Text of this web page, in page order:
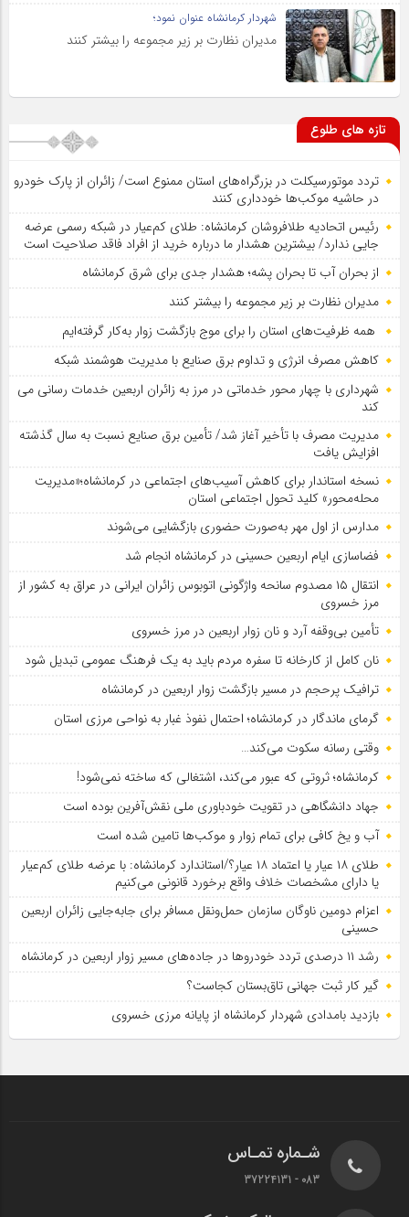
شهردار کرمانشاه عنوان نمود؛
مدیران نظارت بر زیر مجموعه را بیشتر کنند
تازه های طلوع
تردد موتورسیکلت در بزرگراه‌های استان ممنوع است/ زائران از پارک خودرو
در حاشیه موکب‌ها خودداری کنند
رئیس اتحادیه طلافروشان کرمانشاه: طلای کم‌عیار در شبکه رسمی عرضه
جایی ندارد/ بیشترین هشدار ما درباره خرید از افراد فاقد صلاحیت است
از بحران آب تا بحران پشه؛ هشدار جدی برای شرق کرمانشاه
مدیران نظارت بر زیر مجموعه را بیشتر کنند
همه ظرفیت‌های استان را برای موج بازگشت زوار به‌کار گرفته‌ایم
کاهش مصرف انرژی و تداوم برق صنایع با مدیریت هوشمند شبکه
شهرداری با چهار محور خدماتی در مرز به زائران اربعین خدمات رسانی می
کند
مدیریت مصرف با تأخیر آغاز شد/ تأمین برق صنایع نسبت به سال گذشته
افزایش یافت
نسخه استاندار برای کاهش آسیب‌های اجتماعی در کرمانشاه؛«مدیریت
محله‌محور» کلید تحول اجتماعی استان
مدارس از اول مهر به‌صورت حضوری بازگشایی می‌شوند
فضاسازی ایام اربعین حسینی در کرمانشاه انجام شد
انتقال ۱۵ مصدوم سانحه واژگونی اتوبوس زائران ایرانی در عراق به کشور از
مرز خسروی
تأمین بی‌وقفه آرد و نان زوار اربعین در مرز خسروی
نان کامل از کارخانه تا سفره مردم باید به یک فرهنگ عمومی تبدیل شود
ترافیک پرحجم در مسیر بازگشت زوار اربعین در کرمانشاه
گرمای ماندگار در کرمانشاه؛ احتمال نفوذ غبار به نواحی مرزی استان
وقتی رسانه سکوت می‌کند…
کرمانشاه؛ ثروتی که عبور می‌کند، اشتغالی که ساخته نمی‌شود!
جهاد دانشگاهی در تقویت خودباوری ملی نقش‌آفرین بوده است
آب و یخ کافی برای تمام زوار و موکب‌ها تامین شده است
طلای ۱۸ عیار یا اعتماد ۱۸ عیار؟/استاندارد کرمانشاه: با عرضه طلای کم‌عیار
یا دارای مشخصات خلاف واقع برخورد قانونی می‌کنیم
اعزام دومین ناوگان سازمان حمل‌ونقل مسافر برای جابه‌جایی زائران اربعین
حسینی
رشد ۱۱ درصدی تردد خودروها در جاده‌های مسیر زوار اربعین در کرمانشاه
گیر کار ثبت جهانی تاق‌بستان کجاست؟
بازدید بامدادی شهردار کرمانشاه از پایانه مرزی خسروی
شـماره تمـاس
083 - 37224131